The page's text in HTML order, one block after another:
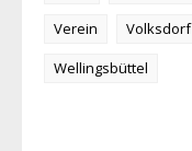
Verein
Volksdorf
Wellingsbüttel